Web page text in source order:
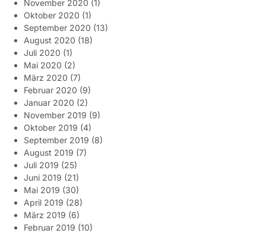
November 2020 (1)
Oktober 2020 (1)
September 2020 (13)
August 2020 (18)
Juli 2020 (1)
Mai 2020 (2)
März 2020 (7)
Februar 2020 (9)
Januar 2020 (2)
November 2019 (9)
Oktober 2019 (4)
September 2019 (8)
August 2019 (7)
Juli 2019 (25)
Juni 2019 (21)
Mai 2019 (30)
April 2019 (28)
März 2019 (6)
Februar 2019 (10)